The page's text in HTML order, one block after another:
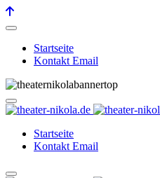
Startseite
Kontakt Email
Startseite
Kontakt Email